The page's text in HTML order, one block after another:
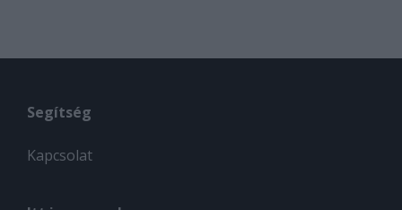
Segítség
Kapcsolat